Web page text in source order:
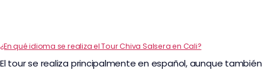
¿En qué idioma se realiza el Tour Chiva Salsera en Cali?
El tour se realiza principalmente en español, aunque también